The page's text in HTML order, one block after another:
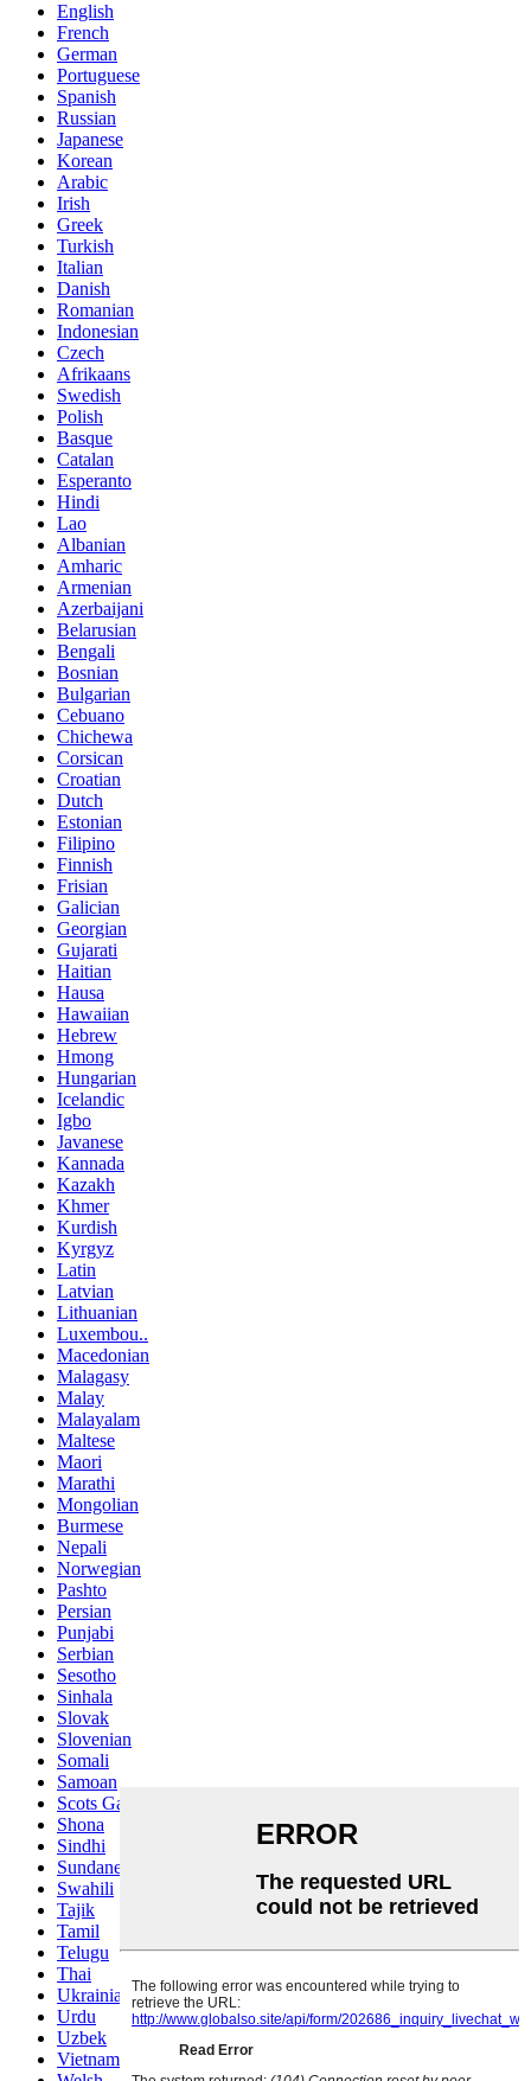
English
French
German
Portuguese
Spanish
Russian
Japanese
Korean
Arabic
Irish
Greek
Turkish
Italian
Danish
Romanian
Indonesian
Czech
Afrikaans
Swedish
Polish
Basque
Catalan
Esperanto
Hindi
Lao
Albanian
Amharic
Armenian
Azerbaijani
Belarusian
Bengali
Bosnian
Bulgarian
Cebuano
Chichewa
Corsican
Croatian
Dutch
Estonian
Filipino
Finnish
Frisian
Galician
Georgian
Gujarati
Haitian
Hausa
Hawaiian
Hebrew
Hmong
Hungarian
Icelandic
Igbo
Javanese
Kannada
Kazakh
Khmer
Kurdish
Kyrgyz
Latin
Latvian
Lithuanian
Luxembou..
Macedonian
Malagasy
Malay
Malayalam
Maltese
Maori
Marathi
Mongolian
Burmese
Nepali
Norwegian
Pashto
Persian
Punjabi
Serbian
Sesotho
Sinhala
Slovak
Slovenian
Somali
Samoan
Scots Gaelic
Shona
Sindhi
Sundanese
Swahili
Tajik
Tamil
Telugu
Thai
Ukrainian
Urdu
Uzbek
Vietnamese